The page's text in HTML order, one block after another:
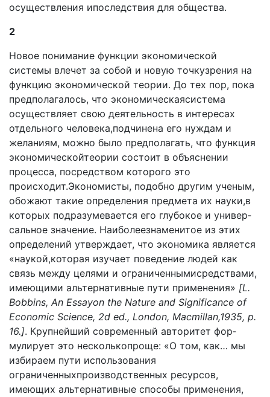
осуществле­ния ипоследствия для общества.
2
Новое понимание функции экономической
системы влечет за собой и новую точкузрения на
функцию эко­номической теории. До тех пор, пока
предполагалось, что экономическаясистема
осуществляет свою деятельность в интересах
отдельного человека,подчинена его нуждам и
желаниям, можно было предполагать, что функция
эко­номическойтеории состоит в объяснении
процесса, по­средством которого это
происходит.Экономисты, подобно другим ученым,
обожают такие определения предмета их науки,в
которых подразумевается его глубокое и универ­
сальное значение. Наиболеезнаменитое из этих
определе­ний утверждает, что экономика является
«наукой,которая изучает поведение людей как
связь между целями и огра­ниченнымисредствами,
имеющими альтернативные пути применения» [L.
Bobbins, An Essayon the Nature and Significance of
Economic Science, 2d ed., London, Macmillan,1935, p.
16.]. Крупнейший современный авторитет фор­
мулирует это несколькопроще: «О том, как… мы
изби­раем пути использования
ограниченныхпроизводствен­ных ресурсов,
имеющих альтернативные способы приме­нения,